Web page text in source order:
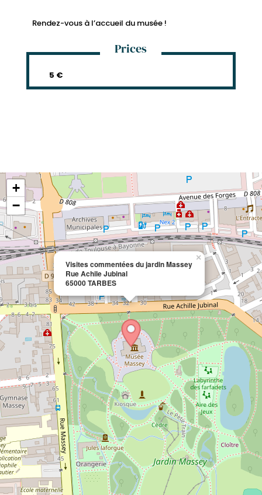
Rendez-vous à l’accueil du musée !
Prices
5 €
Visites commentées du jardin Massey
Rue Achile Jubinal
65000 TARBES
×
+
−